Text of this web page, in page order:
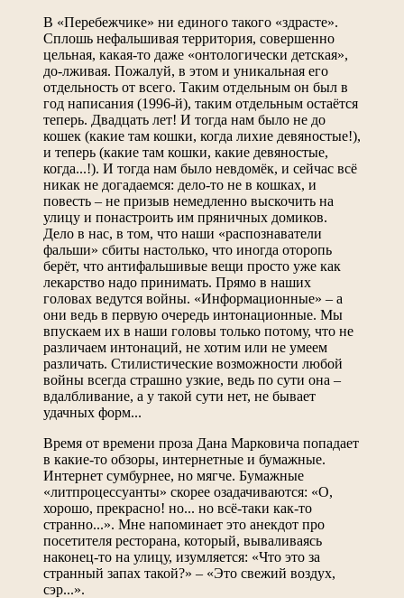
В «Перебежчике» ни единого такого «здрасте».
Сплошь нефальшивая территория, совершенно
цельная, какая-то даже «онтологически детская»,
до-лживая. Пожалуй, в этом и уникальная его
отдельность от всего. Таким отдельным он был в
год написания (1996-й), таким отдельным остаётся
теперь. Двадцать лет! И тогда нам было не до
кошек (какие там кошки, когда лихие девяностые!),
и теперь (какие там кошки, какие девяностые,
когда...!). И тогда нам было невдомёк, и сейчас всё
никак не догадаемся: дело-то не в кошках, и
повесть – не призыв немедленно выскочить на
улицу и понастроить им пряничных домиков.
Дело в нас, в том, что наши «распознаватели
фальши» сбиты настолько, что иногда оторопь
берёт, что антифальшивые вещи просто уже как
лекарство надо принимать. Прямо в наших
головах ведутся войны. «Информационные» – а
они ведь в первую очередь интонационные. Мы
впускаем их в наши головы только потому, что не
различаем интонаций, не хотим или не умеем
различать. Стилистические возможности любой
войны всегда страшно узкие, ведь по сути она –
вдалбливание, а у такой сути нет, не бывает
удачных форм...
Время от времени проза Дана Марковича попадает
в какие-то обзоры, интернетные и бумажные.
Интернет сумбурнее, но мягче. Бумажные
«литпроцессуанты» скорее озадачиваются: «О,
хорошо, прекрасно! но... но всё-таки как-то
странно...». Мне напоминает это анекдот про
посетителя ресторана, который, вываливаясь
наконец-то на улицу, изумляется: «Что это за
странный запах такой?» – «Это свежий воздух,
сэр...».